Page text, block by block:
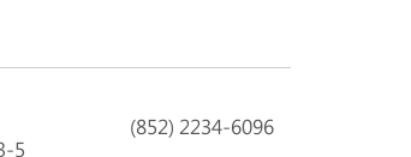
5
(852) 2234-6096